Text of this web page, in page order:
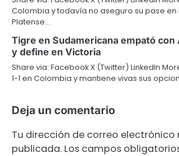
Colombia y todavía no aseguro su pase en
Platense…
Tigre en Sudamericana empató con
y define en Victoria
Share via: Facebook X (Twitter) LinkedIn
1-1 en Colombia y mantiene vivas sus
Deja un comentario
Tu dirección de correo electrónico
publicada. Los campos